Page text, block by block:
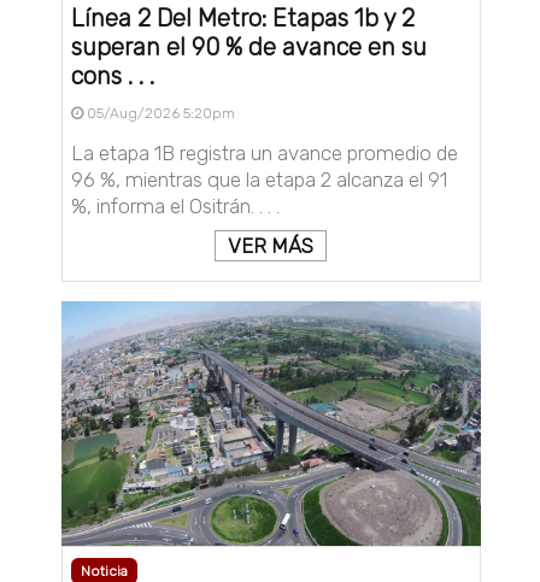
Línea 2 Del Metro: Etapas 1b y 2
superan el 90 % de avance en su
cons . . .
05/Aug/2026 5:20pm
La etapa 1B registra un avance promedio de
96 %, mientras que la etapa 2 alcanza el 91
%, informa el Ositrán. . . .
VER MÁS
Noticia